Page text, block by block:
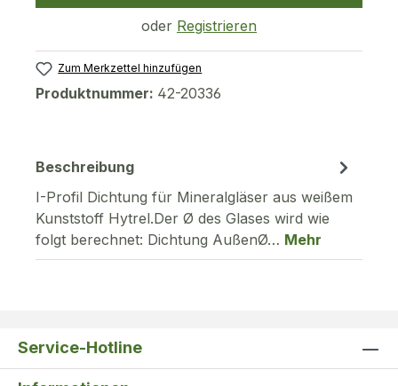
oder Registrieren
Zum Merkzettel hinzufügen
Produktnummer: 42-20336
Beschreibung
I-Profil Dichtung für Mineralgläser aus weißem
Kunststoff Hytrel.Der Ø des Glases wird wie
folgt berechnet: Dichtung AußenØ… Mehr
Service-Hotline